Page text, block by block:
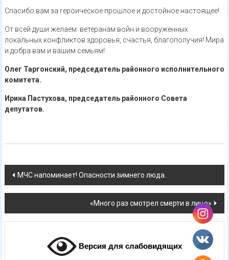
Спасибо вам за героическое прошлое и достойное настоящее!
От всей души желаем ветеранам войн и вооруженных
локальных конфликтов здоровья, счастья, благополучия! Мира
и добра вам и вашим семьям!
Олег Таргонский, председатель районного исполнительного
комитета.
Ирина Пастухова, председатель районного Совета
депутатов.
Навигация
по
записям
МЧС напоминает! Опасности зимнего люда.
«Много раз смотрел смерти в лицо»
Версия для слабовидящих